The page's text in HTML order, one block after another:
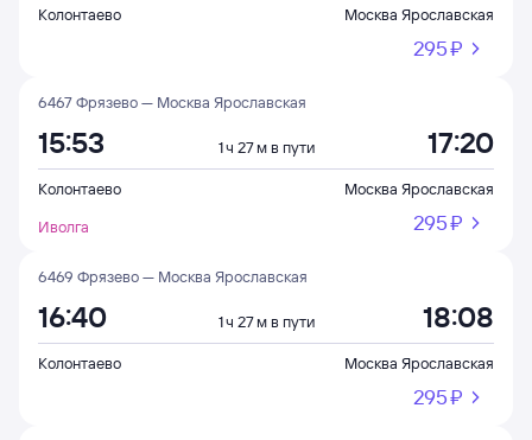
Колонтаево Москва Ярославская
295 ⁠₽
6467 Фрязево — Москва Ярославская
15:53 1 ч 27 м в пути 17:20
Колонтаево
Москва Ярославская
Иволга
295 ⁠₽
6469 Фрязево — Москва Ярославская
16:40 1 ч 27 м в пути 18:08
Колонтаево Москва Ярославская
295 ⁠₽